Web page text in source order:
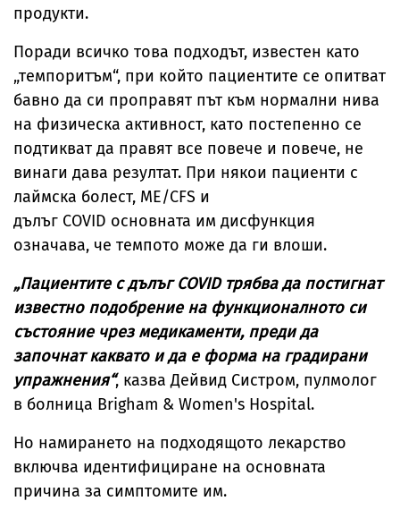
продукти.
Поради всичко това подходът, известен като
„темпоритъм“, при който пациентите се опитват
бавно да си проправят път към нормални нива
на физическа активност, като постепенно се
подтикват да правят все повече и повече, не
винаги дава резултат. При някои пациенти с
лаймска болест, ME/CFS и
дълъг COVID основната им дисфункция
означава, че темпото може да ги влоши.
„Пациентите с дълъг COVID трябва да постигнат
известно подобрение на функционалното си
състояние чрез медикаменти, преди да
започнат каквато и да е форма на градирани
упражнения“, казва Дейвид Систром, пулмолог
в болница Brigham & Women's Hospital.
Но намирането на подходящото лекарство
включва идентифициране на основната
причина за симптомите им.